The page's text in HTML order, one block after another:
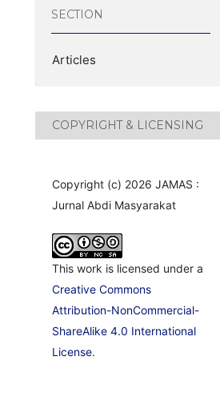
SECTION
Articles
COPYRIGHT & LICENSING
Copyright (c) 2026 JAMAS :
Jurnal Abdi Masyarakat
This work is licensed under a
Creative Commons
Attribution-NonCommercial-
ShareAlike 4.0 International
License.